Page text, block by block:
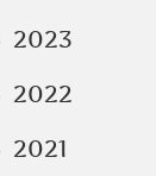
2023
2022
2021